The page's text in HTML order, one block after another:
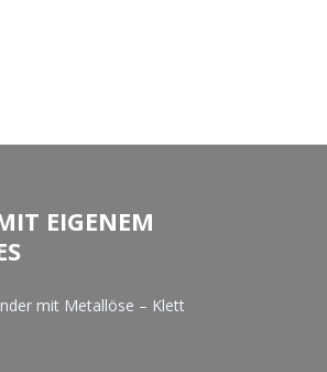
EIGENEM
mit Metallöse – Klett